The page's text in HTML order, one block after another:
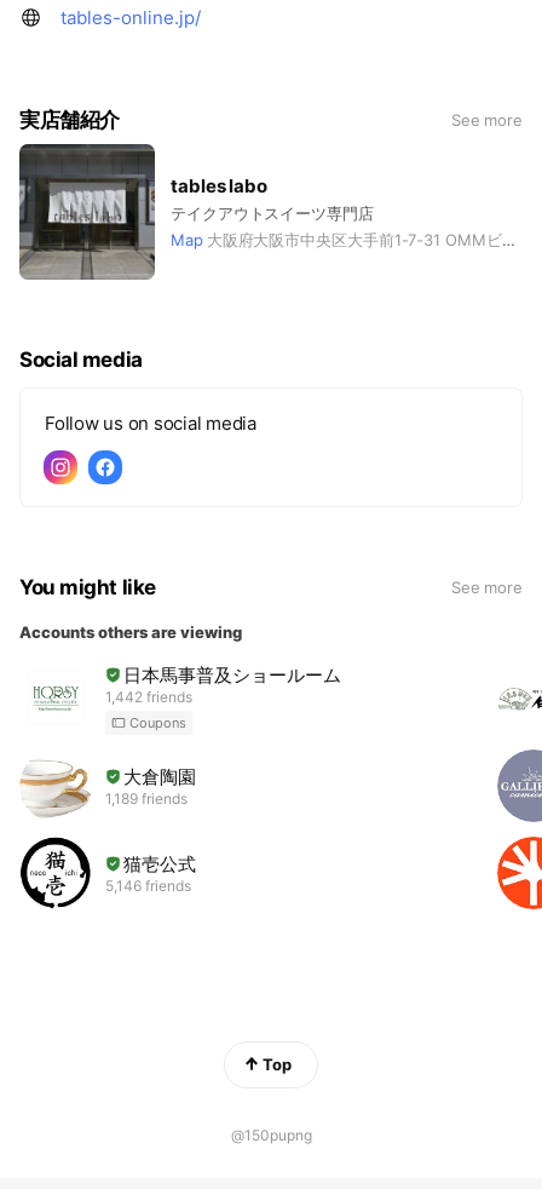
tables-online.jp/
実店舗紹介 See more
tables labo
テイクアウトスイーツ専門店
Map 大阪府大阪市中央区大手前1-7-31 OMMビル 1F
Social media
Follow us on social media
You might like See more
Accounts others are viewing
日本馬事普及ショールーム
1,442 friends
Coupons
大倉陶園
1,189 friends
猫壱公式
5,146 friends
Top
@150pupng